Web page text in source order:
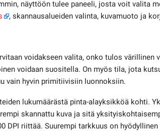
näyttöön tulee paneeli, josta voit valita
, skannausalueiden valinta, kuvamuoto ja
voidakseen valita, onko tulos värillinen
voidaan suositella. On myös tila, jota
vain hyvin primitiivisiin luonnoksiin.
lukumäärästä pinta-alayksikköä kohti.
skannattu kuva ja sitä
DPI riittää. Suurempi tarkkuus on